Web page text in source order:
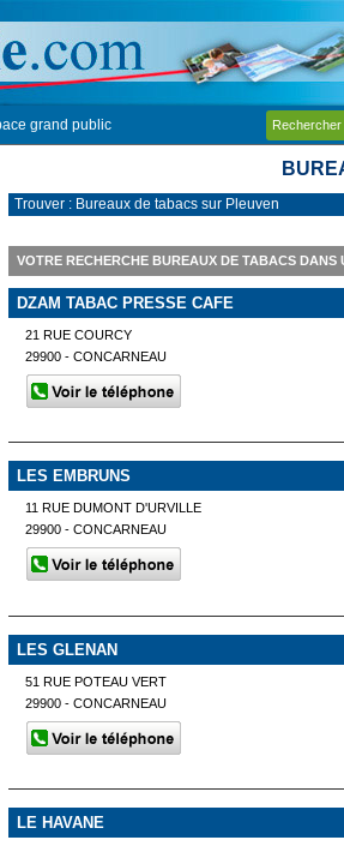
grand public Rechercher
Trouver : Bureaux de tabacs sur Pleuven
VOTRE RECHERCHE BUREAUX DE TABACS
DZAM TABAC PRESSE CAFE
21 RUE COURCY
29900 - CONCARNEAU
LES EMBRUNS
11 RUE DUMONT D'URVILLE
29900 - CONCARNEAU
LES GLENAN
51 RUE POTEAU VERT
29900 - CONCARNEAU
LE HAVANE